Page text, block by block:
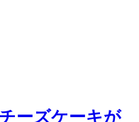
ーズケーキが